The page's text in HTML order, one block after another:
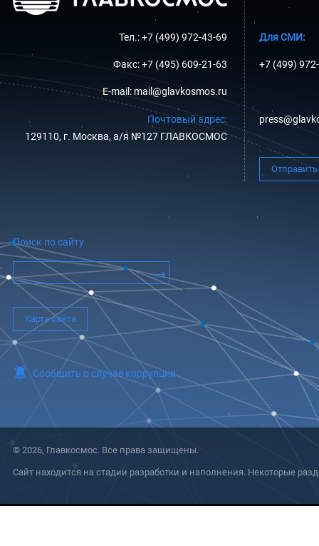
Тел.: +7 (499) 972-43-69
Факс: +7 (495) 609-21-63
E-mail: mail@glavkosmos.ru
Почтовый адрес:
129110, г. Москва, а/я №127 ГЛАВКОСМОС
Для СМИ:
+7 (499)
Поиск по сайту
Карта сайта
Сообщить о случае коррупции
© 2026, Главкосмос. Все права защищены.
Сайт находится на стадии разработки и наполнения. Некоторые